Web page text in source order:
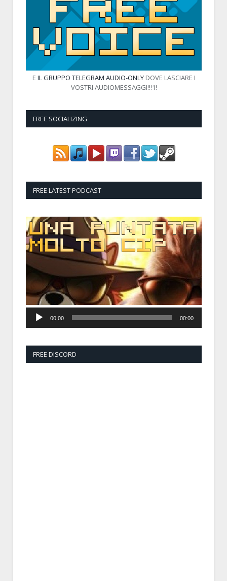
E IL GRUPPO TELEGRAM AUDIO-ONLYDOVE LASCIARE I
VOSTRI AUDIOMESSAGGI!!!1!
FREE SOCIALIZING
FREE LATEST PODCAST
Audio
Player
00:00 00:00
FREE DISCORD